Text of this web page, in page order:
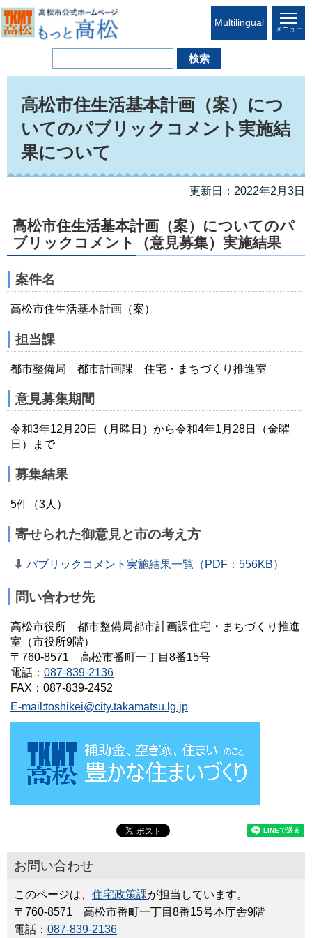
Multilingual
メニュー
高松市住生活基本計画（案）につ
いてのパブリックコメント実施結
果について
更新日：2022年2月3日
高松市住生活基本計画（案）についてのパ
ブリックコメント（意見募集）実施結果
案件名
高松市住生活基本計画（案）
担当課
都市整備局 都市計画課 住宅・まちづくり推進室
意見募集期間
令和3年12月20日（月曜日）から令和4年1月28日（金曜
日）まで
募集結果
5件（3人）
寄せられた御意見と市の考え方
パブリックコメント実施結果一覧（PDF：556KB）
問い合わせ先
高松市役所 都市整備局都市計画課住宅・まちづくり推進
室（市役所9階）
〒760-8571 高松市番町一丁目8番15号
電話： 087-839-2136
FAX：087-839-2452
E-mail:toshikei@city.takamatsu.lg.jp
お問い合わせ
このページは、 住宅政策課が担当しています。
〒760-8571 高松市番町一丁目8番15号本庁舎9階
電話： 087-839-2136